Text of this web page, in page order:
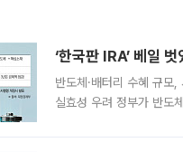
‘한국판 IRA’ 베일
반도체·배터리 수혜 규
실효성 우려 정부가 반도